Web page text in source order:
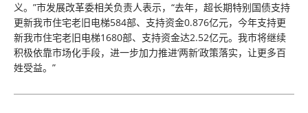
义。”市发展改革委相关负责人表示，“去年，超长期特别国债支持
更新我市住宅老旧电梯584部、支持资金0.876亿元，今年支持更
新我市住宅老旧电梯1680部、支持资金达2.52亿元。我市将继续
积极依靠市场化手段，进一步加力推进‘两新’政策落实，让更多百
姓受益。”